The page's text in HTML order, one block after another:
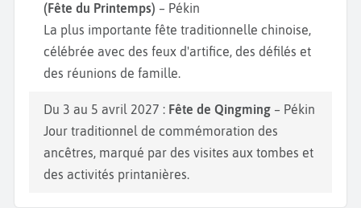
(Fête du Printemps) – Pékin
La plus importante fête traditionnelle chinoise,
célébrée avec des feux d'artifice, des défilés et
des réunions de famille.
Du 3 au 5 avril 2027 : Fête de Qingming – Pékin
Jour traditionnel de commémoration des
ancêtres, marqué par des visites aux tombes et
des activités printanières.